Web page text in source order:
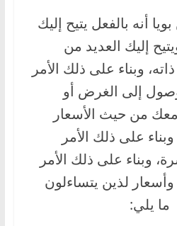
أنه بالفعل يتيح إليك
إليك العديد من
وبناء على ذلك الأمر
إلى الغرض أو
معك من حيث الأسعار
على ذلك الأمر
وبناء على ذلك الأمر
لذين يتساءلون
ما يلي: